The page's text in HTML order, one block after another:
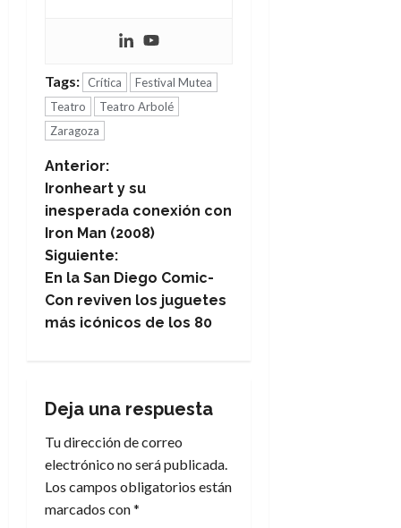
Tags: Crítica
Festival Mutea
Teatro
Teatro Arbolé
Zaragoza
N
a
v
e
g
c
i
ó
n
Anterior:
Ironheart y su
inesperada conexión con
Iron Man (2008)
Siguiente:
En la San Diego Comic-
Con reviven los juguetes
más icónicos de los 80
Deja una respuesta
Tu dirección de correo
electrónico no será publicada.
Los campos obligatorios están
marcados con*